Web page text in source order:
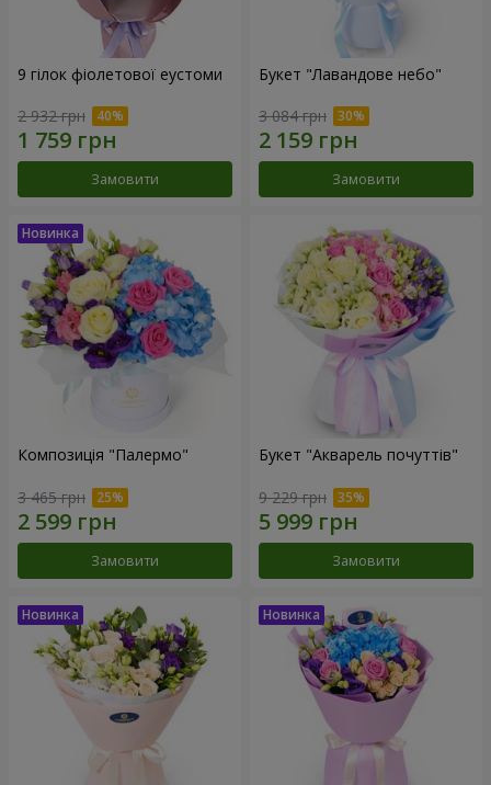
9 гілок фіолетової еустоми
2 932 грн
Замовити
Букет "Лавандове небо"
3 084 грн
Замовити
Композиція "Палермо"
3 465 грн
Замовити
Букет "Акварель почуттів"
9 229 грн
Замовити